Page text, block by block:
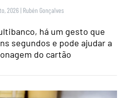
2026 | Rubén Gonçalves
há um gesto que
segundos e pode ajudar a
do cartão